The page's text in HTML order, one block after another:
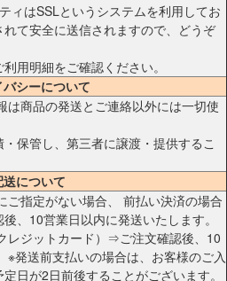
ィはSSLというシステムを利用してお
て安全に送信されますので、どうぞ
用明細をご確認ください。
バシーについて
は商品の発送とご連絡以外には一切使
保管し、第三者に譲渡・提供するこ
送について
ご指定がない場合、 前払い決済の場合
、10営業日以内に発送いたします。
レジットカード）⇒ご注文確認後、10
※発送前支払いの場合は、お客様のご入
日が2日前後することがございます。